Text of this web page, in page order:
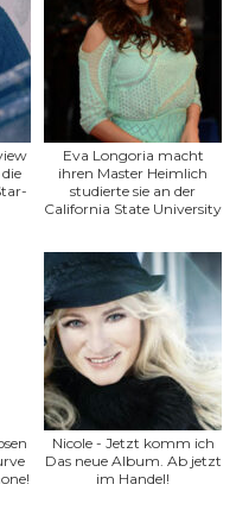
Eva Longoria macht
ihren Master Heimlich
studierte sie an der
California State University
Nicole - Jetzt komm ich
Das neue Album. Ab jetzt
im Handel!